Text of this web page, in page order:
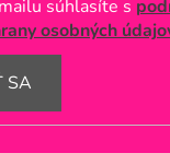
súhlasíte s
osobných
SA